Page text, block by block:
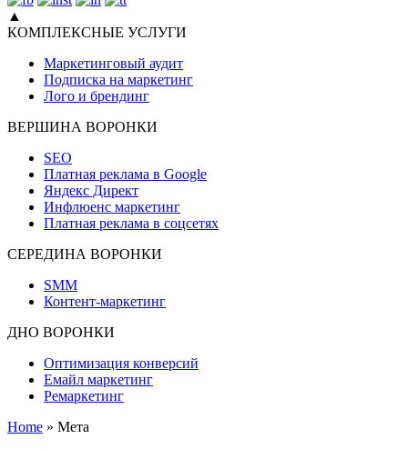
▲
КОМПЛЕКСНЫЕ УСЛУГИ
Маркетинговый аудит
Подписка на маркетинг
Лого и брендинг
ВЕРШИНА ВОРОНКИ
SEO
Платная реклама в Google
Яндекс Директ
Инфлюенс маркетинг
Платная реклама в соцсетях
СЕРЕДИНА ВОРОНКИ
SMM
Контент-маркетинг
ДНО ВОРОНКИ
Оптимизация конверсий
Емайл маркетинг
Ремаркетинг
Home » Мета